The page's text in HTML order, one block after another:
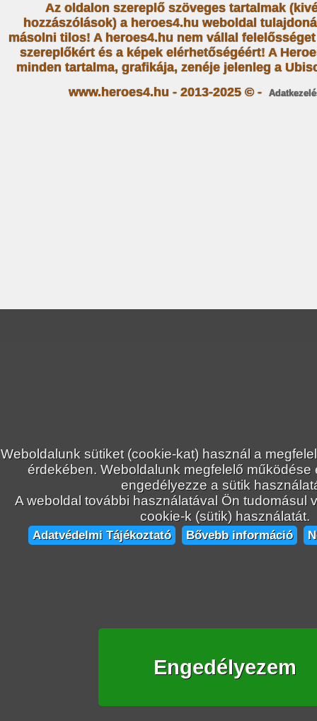
Weboldalunk sütiket (cookie-kat) használ a
érdekében. Weboldalunk megfelelő működése
engedélyezze a sütik
A weboldal további használatával Ön tudomásul
cookie-k (sütik) használatát.
Adatvédelmi Tájékoztató Bővebb információ
Engedélyezem
Az oldalon szereplő szöveges tartalmak
hozzászólások) a heroes4.hu weboldal
másolni tilos! A heroes4.hu nem vállal
szereplőkért és a képek elérhetőségéért! A
minden tartalma, grafikája, zenéje jelenleg a
www.heroes4.hu - 2013-2025 © -